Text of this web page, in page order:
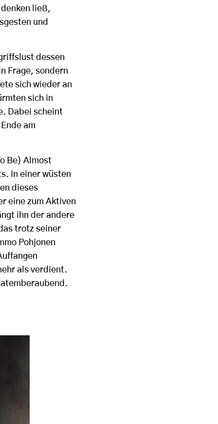
ließ,
und
dessen
Frage, sondern
sich wieder an
sich in
Dabei scheint
am
Be) Almost
In einer wüsten
dieses
eine zum Aktiven
ihn der andere
trotz seiner
Pohjonen
als verdient.